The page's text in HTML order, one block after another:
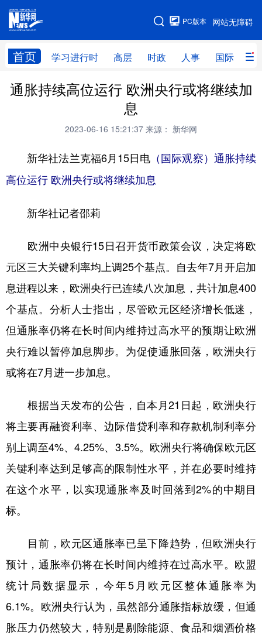
网站无障碍
PC版本
首页 学习进行时 高层 时政 人事 国际 财
网站地图
学习进行时 高层 时政 人事
全球连线
科技 科创 量子 体育
文化 书画 健康
访谈 视频
食品 人居 信息化 数字经济
学术中国 乡村振兴 银龄 溯源中国
城市 旅游 能源 会展
彩票 娱乐 时尚 悦读
公益 一带一路 亚太网 上市公司
地方频道
北京 天津 河北 山西
广东 广西 海南 重庆
陕西 甘肃 青海 宁夏
新疆 内蒙古 黑龙江
通胀持续高位运行 欧洲央行或将继续加
息
2023-06-16 15:21:37 来源： 新华网
新华社法兰克福6月15日电 （国际观察）通胀持续
高位运行 欧洲央行或将继续加息
新华社记者邵莉
欧洲中央银行15日召开货币政策会议，决定将欧
元区三大关键利率均上调25个基点。自去年7月开启加
息进程以来，欧洲央行已连续八次加息，共计加息400
个基点。分析人士指出，尽管欧元区经济增长低迷，
但通胀率仍将在长时间内维持过高水平的预期让欧洲
央行难以暂停加息脚步。为促使通胀回落，欧洲央行
或将在7月进一步加息。
根据当天发布的公告，自本月21日起，欧洲央行
将主要再融资利率、边际借贷利率和存款机制利率分
别上调至4%、4.25%、3.5%。欧洲央行将确保欧元区
关键利率达到足够高的限制性水平，并在必要时维持
在这个水平，以实现通胀率及时回落到2%的中期目
标。
目前，欧元区通胀率已呈下降趋势，但欧洲央行
预计，通胀率仍将在长时间内维持在过高水平。欧盟
统计局数据显示，今年5月欧元区整体通胀率为
6.1%。欧洲央行认为，虽然部分通胀指标放缓，但通
胀压力仍然较大，特别是剔除能源、食品和烟酒价格